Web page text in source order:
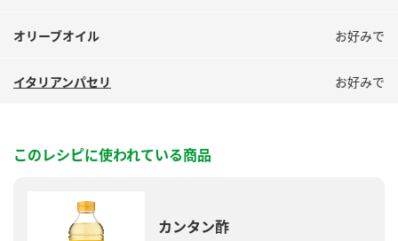
オリーブオイル お好みで
イタリアンパセリ お好みで
このレシピに使われている商品
カンタン酢